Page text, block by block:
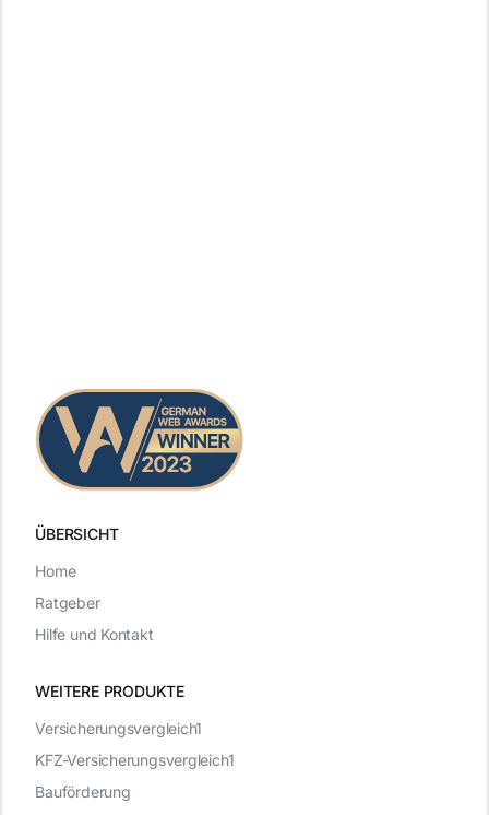
ÜBERSICHT
WEITERE PRODUKTE
Versicherungsvergleich1
KFZ-Versicherungsvergleich1
Bauförderung
Home
Ratgeber
Hilfe und Kontakt